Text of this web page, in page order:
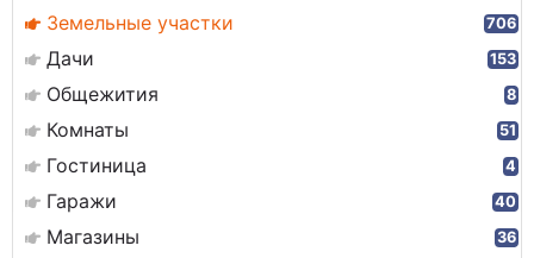
Земельные участки 706
Дачи 153
Общежития 8
Комнаты 51
Гостиница 4
Гаражи 40
Магазины 36